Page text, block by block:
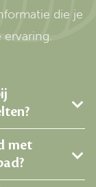
die je
met